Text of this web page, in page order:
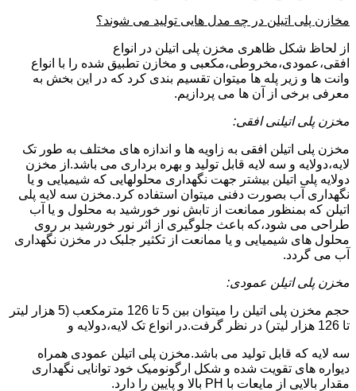
مخازن پلی اتیلن در چه مدل هایی تولید می شوند؟
از لحاظ شکل ظاهری مخزن پلی اتیلن در انواع
افقی،عمودی،مخروطی،مکعبی و مخازن تطبیق شده را با انواع
وانت ها و زیر پله ها میتوان تقسیم بندی کرد که در این بخش به
معرفی برخی از آن ها می پردازیم.
مخزن پلی اتیلنی افقی:
مخزن پلی اتیلن افقی به زاویه ها و اندازه های مختلف به طور تک
لایه،دولایه و سه لایه قابل تولید و بهره برداری می باشد.از مخزن
دولایه پلی اتیلن بیشتر جهت نگهداری محلولهایی که شیمیایی و یا
نگهداری آب بصورت دفنی میتوان استفاده کرد.مخزن سه لایه پلی
اتیلن که بمنظور ممانعت از تابش نور خورشید به محلول و یا آب
طراحی می شود،که باعث جلوگیری از اثر نور خورشید بر روی
محلول های شیمیایی و یا ممانعت از تکثیر جلبک در مخزن نگهداری
آب می گردد.
مخزن پلی اتیلن عمودی:
حجم مخزن پلی اتیلن را میتوان بین 5 تا 126 مترمکعب (5 هزار لیتر
تا 126 هزار لیتر) در نظر گرفت.در انواع تک لایه،دولایه و
سه لایه که قابل تولید می باشد.مخزن پلی اتیلن عمودی همراه
دیواره های تقویت شده و شکل ارگونومیک خود توانایی نگهداری
مقدار بالایی از مایعات با PH بالا و پایین را دارد.